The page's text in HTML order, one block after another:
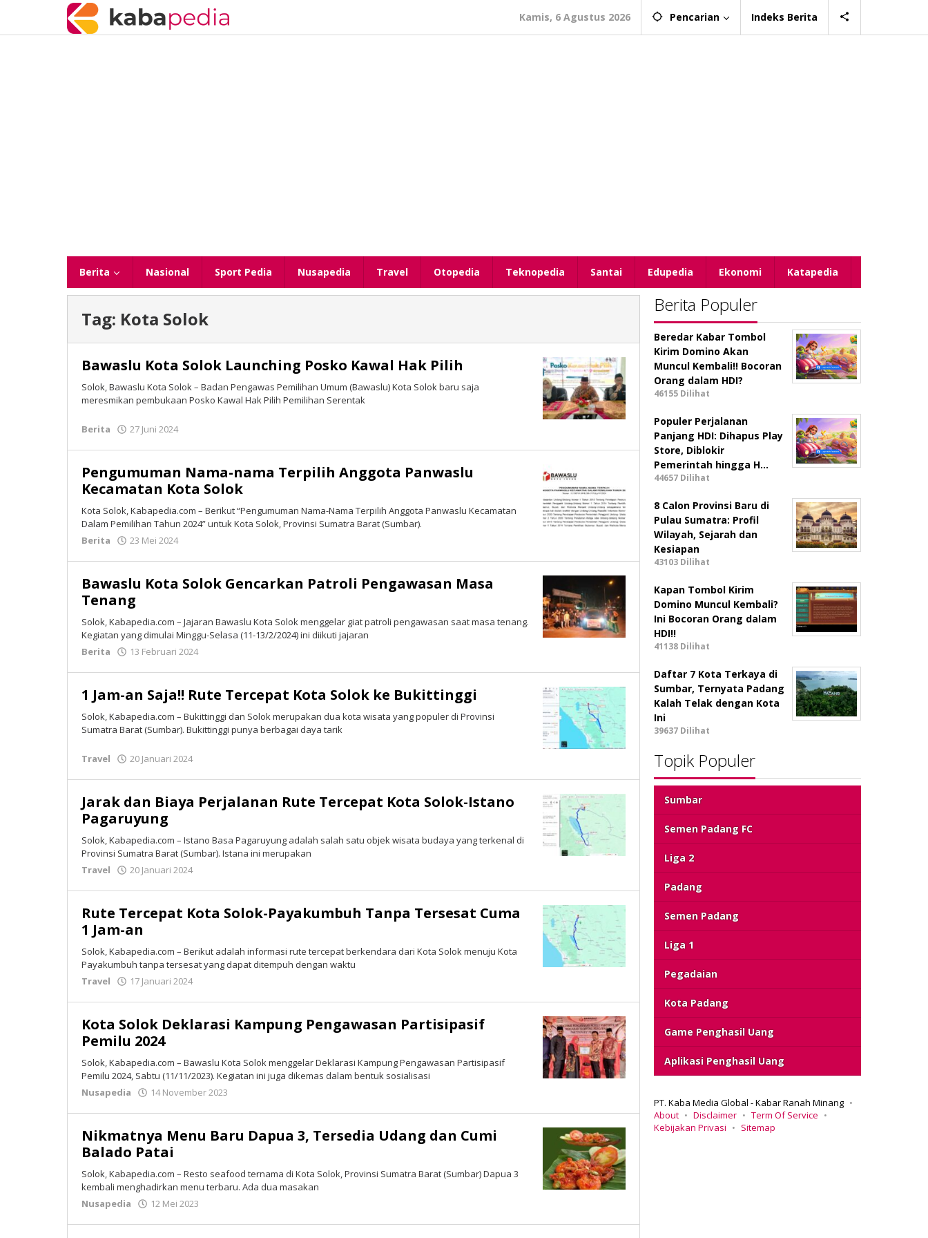
konten
Kamis, 6 Agustus 2026 Pencarian Indeks Berita
Berita Nasional Sport Pedia Nusapedia Travel Otopedia Teknopedia Santai Edupedia Ekonomi Katapedia
Tag: Kota Solok
Bawaslu Kota Solok Launching Posko Kawal Hak Pilih
Solok, Bawaslu Kota Solok – Badan Pengawas Pemilihan Umum (Bawaslu) Kota Solok baru saja
meresmikan pembukaan Posko Kawal Hak Pilih Pemilihan Serentak
Berita 27 Juni 2024
Pengumuman Nama-nama Terpilih Anggota Panwaslu
Kecamatan Kota Solok
Kota Solok, Kabapedia.com – Berikut “Pengumuman Nama-Nama Terpilih Anggota Panwaslu Kecamatan
Dalam Pemilihan Tahun 2024” untuk Kota Solok, Provinsi Sumatra Barat (Sumbar).
Berita
23 Mei 2024
Bawaslu Kota Solok Gencarkan Patroli Pengawasan Masa
Tenang
Solok, Kabapedia.com – Jajaran Bawaslu Kota Solok menggelar giat patroli pengawasan saat masa tenang.
Kegiatan yang dimulai Minggu-Selasa (11-13/2/2024) ini diikuti jajaran
Berita
13 Februari 2024
1 Jam-an Saja!! Rute Tercepat Kota Solok ke Bukittinggi
Solok, Kabapedia.com – Bukittinggi dan Solok merupakan dua kota wisata yang populer di Provinsi
Sumatra Barat (Sumbar). Bukittinggi punya berbagai daya tarik
Travel 20 Januari 2024
Jarak dan Biaya Perjalanan Rute Tercepat Kota Solok-Istano
Pagaruyung
Solok, Kabapedia.com – Istano Basa Pagaruyung adalah salah satu objek wisata budaya yang terkenal di
Provinsi Sumatra Barat (Sumbar). Istana ini merupakan
Travel
20 Januari 2024
Rute Tercepat Kota Solok-Payakumbuh Tanpa Tersesat Cuma
1 Jam-an
Solok, Kabapedia.com – Berikut adalah informasi rute tercepat berkendara dari Kota Solok menuju Kota
Payakumbuh tanpa tersesat yang dapat ditempuh dengan waktu
Travel
17 Januari 2024
Kota Solok Deklarasi Kampung Pengawasan Partisipasif
Pemilu 2024
Solok, Kabapedia.com – Bawaslu Kota Solok menggelar Deklarasi Kampung Pengawasan Partisipasif
Pemilu 2024, Sabtu (11/11/2023). Kegiatan ini juga dikemas dalam bentuk sosialisasi
Nusapedia
14 November 2023
Nikmatnya Menu Baru Dapua 3, Tersedia Udang dan Cumi
Balado Patai
Solok, Kabapedia.com – Resto seafood ternama di Kota Solok, Provinsi Sumatra Barat (Sumbar) Dapua 3
kembali menghadirkan menu terbaru. Ada dua masakan
Nusapedia
12 Mei 2023
Berita Populer
Beredar Kabar Tombol
Kirim Domino Akan
Muncul Kembali!! Bocoran
Orang dalam HDI?
46155 Dilihat
Populer Perjalanan
Panjang HDI: Dihapus Play
Store, Diblokir
Pemerintah hingga H…
44657 Dilihat
8 Calon Provinsi Baru di
Pulau Sumatra: Profil
Wilayah, Sejarah dan
Kesiapan
43103 Dilihat
Kapan Tombol Kirim
Domino Muncul Kembali?
Ini Bocoran Orang dalam
HDI!!
41138 Dilihat
Daftar 7 Kota Terkaya di
Sumbar, Ternyata Padang
Kalah Telak dengan Kota
Ini
39637 Dilihat
Topik Populer
Sumbar
Semen Padang FC
Liga 2
Padang
Semen Padang
Liga 1
Pegadaian
Kota Padang
Game Penghasil Uang
Aplikasi Penghasil Uang
PT. Kaba Media Global - Kabar Ranah Minang
About
Disclaimer
Term Of Service
Kebijakan Privasi
Sitemap